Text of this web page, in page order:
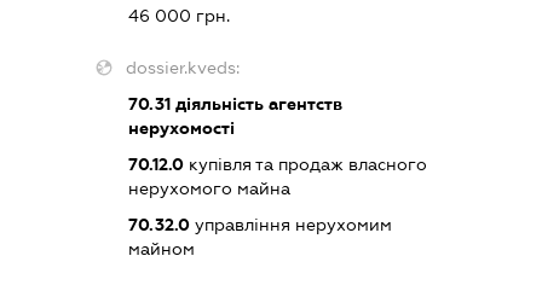
46 000 грн.
dossier.kveds:
70.31діяльність агентств
нерухомості
70.12.0купівля та продаж власного
нерухомого майна
70.32.0управління нерухомим
майном